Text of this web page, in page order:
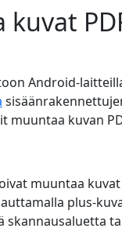
kuvat
Android-
muuntaa kuvan
muuntaa
plus-
skannausaluetta